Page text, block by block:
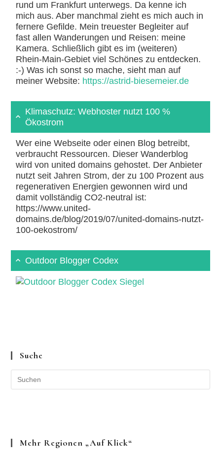
rund um Frankfurt unterwegs. Da kenne ich
mich aus. Aber manchmal zieht es mich auch in
fernere Gefilde. Mein treuester Begleiter auf
fast allen Wanderungen und Reisen: meine
Kamera. Schließlich gibt es im (weiteren)
Rhein-Main-Gebiet viel Schönes zu entdecken.
:-) Was ich sonst so mache, sieht man auf
meiner Website: https://astrid-biesemeier.de
Klimaschutz: Webhoster nutzt 100 %
Ökostrom
Wer eine Webseite oder einen Blog betreibt,
verbraucht Ressourcen. Dieser Wanderblog
wird von united domains gehostet. Der Anbieter
nutzt seit Jahren Strom, der zu 100 Prozent aus
regenerativen Energien gewonnen wird und
damit vollständig CO2-neutral ist:
https://www.united-
domains.de/blog/2019/07/united-domains-nutzt-
100-oekostrom/
Outdoor Blogger Codex
Suche
Mehr Regionen „auf Klick“